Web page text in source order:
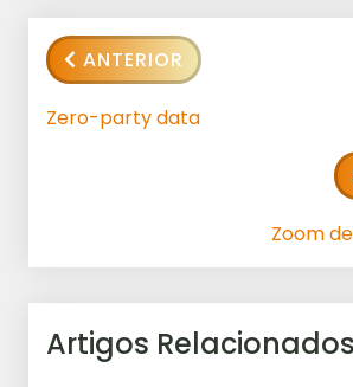
ANTERIOR
Zero-party data
Zoom
Artigos Relacionados